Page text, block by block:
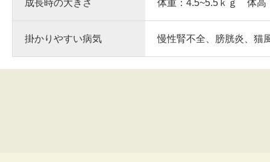
成長時の大きさ 体重：4.5~5.5ｋｇ 体高
掛かりやすい病気 慢性腎不全、膀胱炎、猫